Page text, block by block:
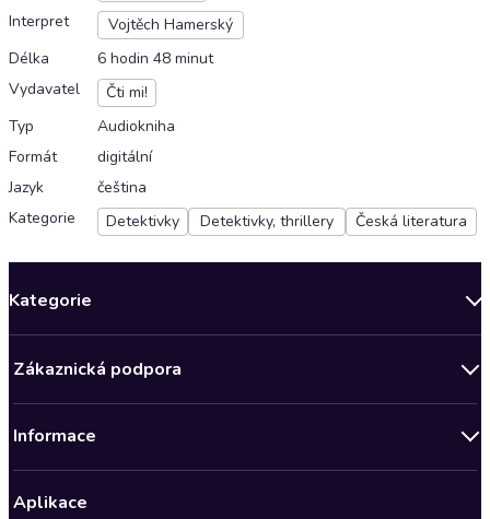
Interpret
Vojtěch Hamerský
Délka
6 hodin 48 minut
Vydavatel
Čti mi!
Typ
Audiokniha
Formát
digitální
Jazyk
čeština
Kategorie
Detektivky Detektivky, thrillery Česká literatura
Kategorie
Bestsellery měsíce
Nově v Klubu
Zákaznická podpora
Informace
Aplikace